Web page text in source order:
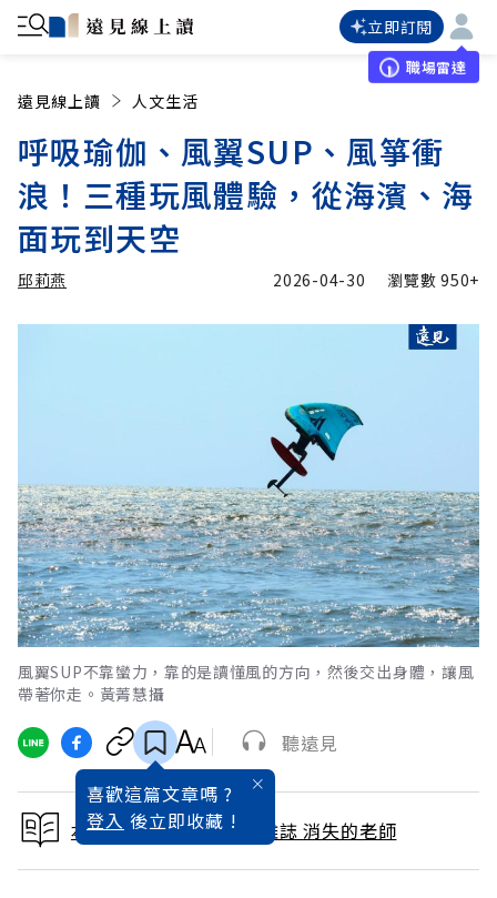
立即訂閱
職場雷達
遠見線上讀 人文生活
呼吸瑜伽、風翼SUP、風箏衝
浪！三種玩風體驗，從海濱、海
面玩到天空
邱莉燕 2026-04-30 瀏覽數950+
風翼SUP不靠蠻力，靠的是讀懂風的方向，然後交出身體，讓風
帶著你走。黃菁慧攝
喜歡這篇文章嗎 ?
登入 後立即收藏 !
聽遠見
本文出自 2026 / 5月號雜誌 消失的老師